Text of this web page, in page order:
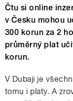
Čtu si online
v Česku mohou
300 korun za 2
průměrný plat
korun.
V Dubaji je
tomu i platy. A